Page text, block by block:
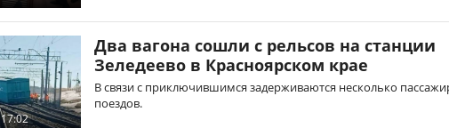
Два вагона сошли с рельсов на станции
Зеледеево в Красноярском крае
В связи с приключившимся задерживаются несколько
поездов.